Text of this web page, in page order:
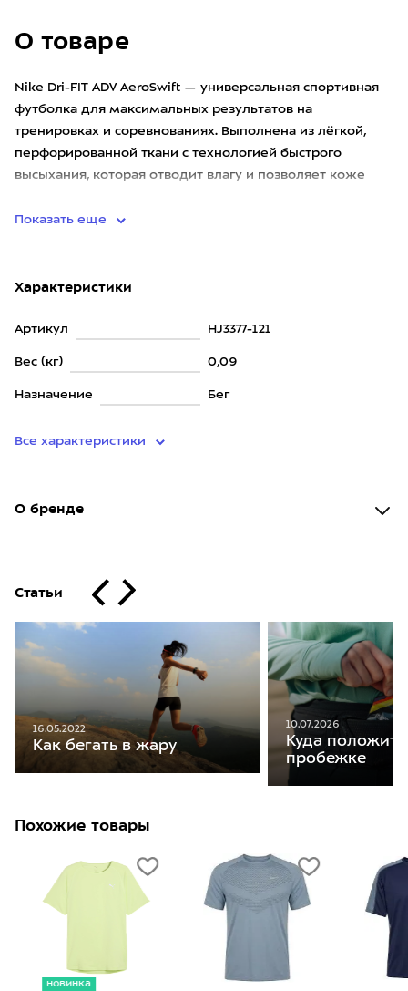
О товаре
Nike Dri-FIT ADV AeroSwift — универсальная спортивная
футболка для максимальных результатов на
тренировках и соревнованиях. Выполнена из лёгкой,
перфорированной ткани с технологией быстрого
высыхания, которая отводит влагу и позволяет коже
Показать еще
Характеристики
Артикул HJ3377-121
Вес (кг) 0,09
Назначение Бег
Все характеристики
О бренде
Статьи
16.05.2022
Как бегать в жару
10.07.2026
Куда
пробежке
Похожие товары
новинка